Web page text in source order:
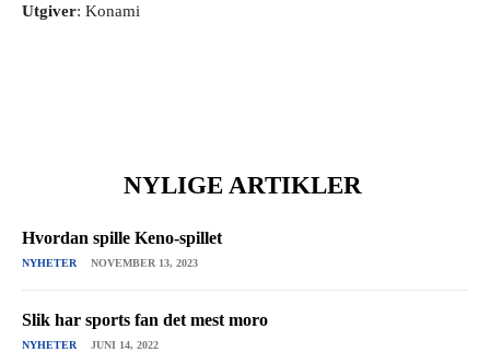
Utgiver: Konami
NYLIGE ARTIKLER
Hvordan spille Keno-spillet
NYHETER NOVEMBER 13, 2023
Slik har sports fan det mest moro
NYHETER JUNI 14, 2022